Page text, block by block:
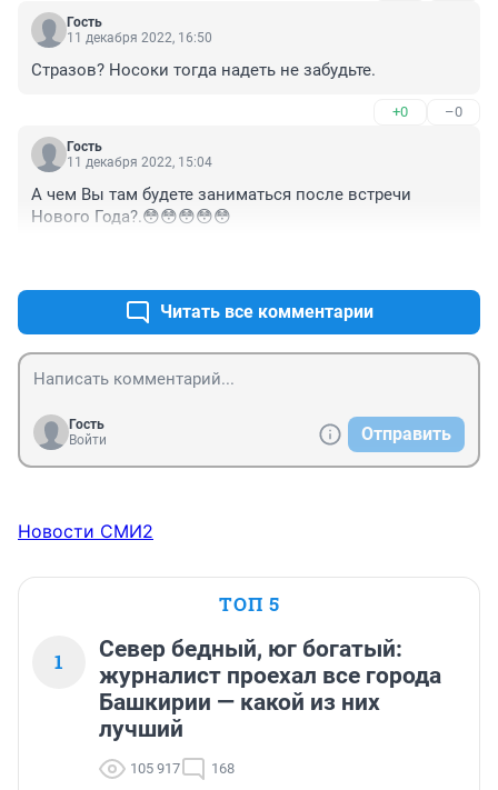
Гость
11 декабря 2022, 16:50
Стразов? Носоки тогда надеть не забудьте.
+0 –0
Гость
11 декабря 2022, 15:04
А чем Вы там будете заниматься после встречи
Нового Года?.😳😳😳😳😳
Читать все комментарии
Гость
Войти
Отправить
Новости СМИ2
ТОП 5
1
Север бедный, юг богатый:
журналист проехал все города
Башкирии — какой из них
лучший
105 917 168